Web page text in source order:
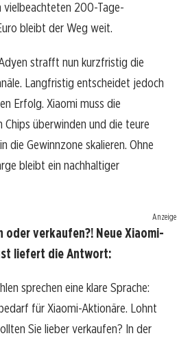
vielbeachteten 200-Tage-
bleibt der Weg weit.
strafft nun kurzfristig die
Langfristig entscheidet jedoch
Erfolg. Xiaomi muss die
Chips überwinden und die teure
die Gewinnzone skalieren. Ohne
bleibt ein nachhaltiger
Anzeige
oder verkaufen?! Neue Xiaomi-
liefert die Antwort:
sprechen eine klare Sprache:
für Xiaomi-Aktionäre. Lohnt
Sie lieber verkaufen? In der